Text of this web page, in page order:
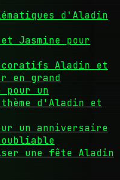
d'Aladin
Jasmine pour
Aladin et
en grand
pour un
d'Aladin et
un anniversaire
une fête Aladin